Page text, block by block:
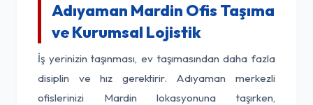
Adıyaman Mardin Ofis Taşıma
ve Kurumsal Lojistik
İş yerinizin taşınması, ev taşımasından daha fazla
disiplin ve hız gerektirir. Adıyaman merkezli
ofislerinizi Mardin lokasyonuna taşırken,